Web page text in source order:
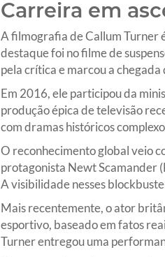
Carreira em
A filmografia de Callum Turner
destaque foi no filme de
pela crítica e marcou a
Em 2016, ele participou da
produção épica de televisão
com dramas históricos
O reconhecimento global veio
protagonista Newt Scamander
A visibilidade nesses
Mais recentemente, o ator
esportivo, baseado em fatos
Turner entregou uma